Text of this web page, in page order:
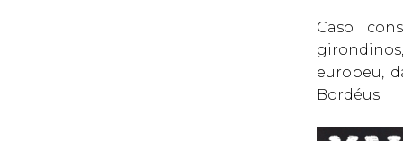
Caso
europeu,
Bordéus.